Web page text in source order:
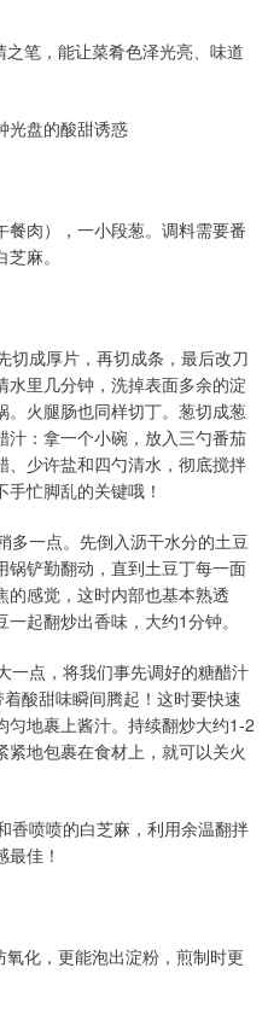
笔，能让菜肴色泽光亮、味道
盘的酸甜诱惑
肉），一小段葱。调料需要番
麻。
切成厚片，再切成条，最后改刀
水里几分钟，洗掉表面多余的淀
。火腿肠也同样切丁。葱切成葱
汁：拿一个小碗，放入三勺番茄
、少许盐和四勺清水，彻底搅拌
忙脚乱的关键哦！
多一点。先倒入沥干水分的土豆
锅铲勤翻动，直到土豆丁每一面
感觉，这时内部也基本熟透
起翻炒出香味，大约1分钟。
一点，将我们事先调好的糖醋汁
酸甜味瞬间腾起！这时要快速
地裹上酱汁。持续翻炒大约1-2
地包裹在食材上，就可以关火
香喷喷的白芝麻，利用余温翻拌
佳！
化，更能泡出淀粉，煎制时更